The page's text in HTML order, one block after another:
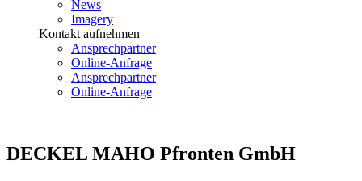
News
Imagery
Kontakt aufnehmen
Ansprechpartner
Online-Anfrage
Ansprechpartner
Online-Anfrage
DECKEL MAHO Pfronten GmbH